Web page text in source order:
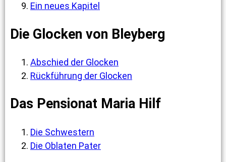
Ein neues Kapitel
Die Glocken von Bleyberg
Abschied der Glocken
Rückführung der Glocken
Das Pensionat Maria Hilf
Die Schwestern
Die Oblaten Pater